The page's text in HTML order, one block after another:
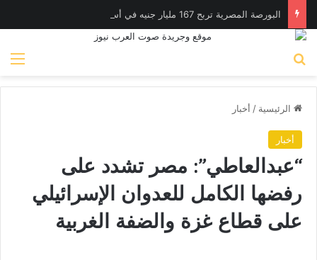
الرئيسية / أخبار
أخبار
“عبدالعاطي”: مصر تشدد على
رفضها الكامل للعدوان الإسرائيلي
على قطاع غزة والضفة الغربية